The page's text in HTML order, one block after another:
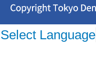
Select Language